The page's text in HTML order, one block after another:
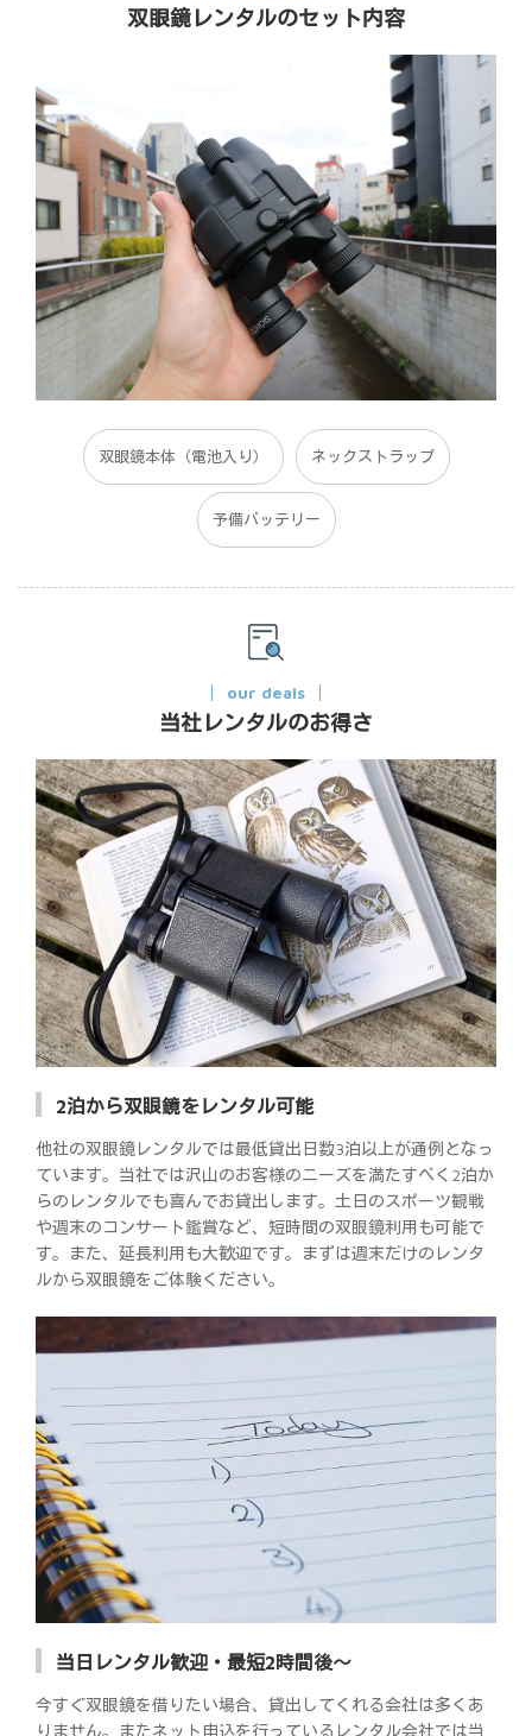
双眼鏡レンタルのセット内容
双眼鏡本体（電池入り） ネックストラップ
予備バッテリー
our deals
当社レンタルのお得さ
2泊から双眼鏡をレンタル可能
他社の双眼鏡レンタルでは最低貸出日数3泊以上が通例となっ
ています。当社では沢山のお客様のニーズを満たすべく2泊か
らのレンタルでも喜んでお貸出します。土日のスポーツ観戦
や週末のコンサート鑑賞など、短時間の双眼鏡利用も可能で
す。また、延長利用も大歓迎です。まずは週末だけのレンタ
ルから双眼鏡をご体験ください。
当日レンタル歓迎・最短2時間後～
今すぐ双眼鏡を借りたい場合、貸出してくれる会社は多くあ
りません。またネット申込を行っているレンタル会社では当